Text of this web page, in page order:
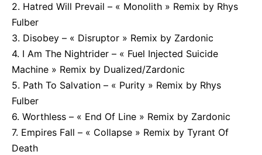
2. Hatred Will Prevail – « Monolith » Remix by Rhys
Fulber
3. Disobey – « Disruptor » Remix by Zardonic
4. I Am The Nightrider – « Fuel Injected Suicide
Machine » Remix by Dualized/Zardonic
5. Path To Salvation – « Purity » Remix by Rhys
Fulber
6. Worthless – « End Of Line » Remix by Zardonic
7. Empires Fall – « Collapse » Remix by Tyrant Of
Death